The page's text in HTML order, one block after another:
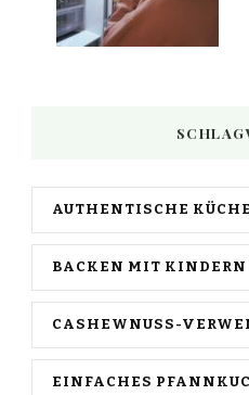
AUTHENTISCHE
BACKEN MIT KINDERN
CASHEWNUSS-
EINFACHES